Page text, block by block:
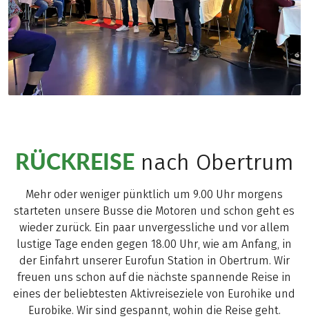
RÜCKREISEnach Obertrum
Mehr oder weniger pünktlich um 9.00 Uhr morgens
starteten unsere Busse die Motoren und schon geht es
wieder zurück. Ein paar unvergessliche und vor allem
lustige Tage enden gegen 18.00 Uhr, wie am Anfang, in
der Einfahrt unserer Eurofun Station in Obertrum. Wir
freuen uns schon auf die nächste spannende Reise in
eines der beliebtesten Aktivreiseziele von Eurohike und
Eurobike. Wir sind gespannt, wohin die Reise geht.